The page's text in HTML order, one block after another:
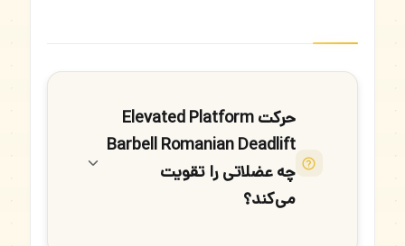
حرکت Elevated Platform
Barbell Romanian Deadlift
چه عضلاتی را تقویت
می‌کند؟